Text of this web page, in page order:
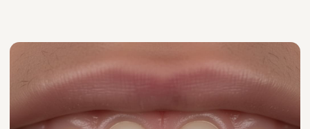
Изменение цвета эмали
Серый, жёлтый или бурый оттенок зубов
проблема